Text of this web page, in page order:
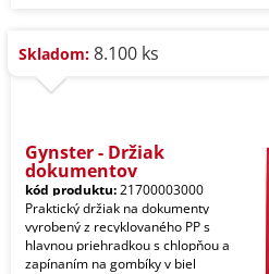
Skladom: 8.100 ks
Gynster - Držiak
dokumentov
kód produktu:21700003000
Praktický držiak na dokumenty
vyrobený z recyklovaného PP s
hlavnou priehradkou s chlopňou a
zapínaním na gombíky v biel